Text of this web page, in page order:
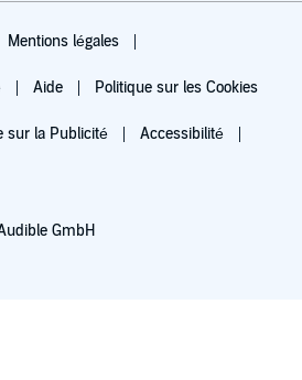
Mentions légales
Aide Politique sur les Cookies
sur la Publicité Accessibilité
GmbH